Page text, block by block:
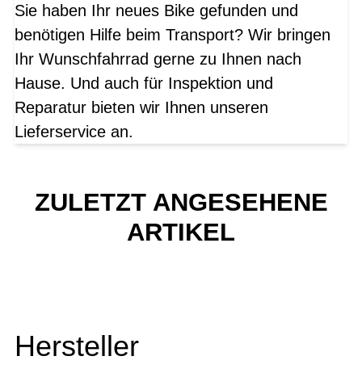
Sie haben Ihr neues Bike gefunden und
benötigen Hilfe beim Transport? Wir bringen
Ihr Wunschfahrrad gerne zu Ihnen nach
Hause. Und auch für Inspektion und
Reparatur bieten wir Ihnen unseren
Lieferservice an.
ZULETZT ANGESEHENE
ARTIKEL
Hersteller